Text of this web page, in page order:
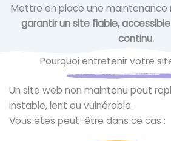
Mettre en place une maintenance
garantir un site fiable,
continu.
Pourquoi entretenir votre
Un site web non maintenu peut
instable, lent ou vulnérable.
Vous êtes peut-être dans ce cas :